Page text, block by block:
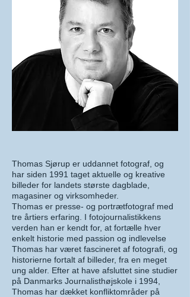
Thomas Sjørup er uddannet fotograf, og
har siden 1991 taget aktuelle og kreative
billeder for landets største dagblade,
magasiner og virksomheder.
Thomas er presse- og portrætfotograf med
tre årtiers erfaring. I fotojournalistikkens
verden han er kendt for, at fortælle hver
enkelt historie med passion og indlevelse
Thomas har været fascineret af fotografi, og
historierne fortalt af billeder, fra en meget
ung alder. Efter at have afsluttet sine studier
på Danmarks Journalisthøjskole i 1994,
Thomas har dækket konfliktområder på